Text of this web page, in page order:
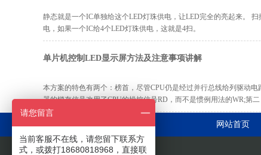
静态就是一个IC单独给这个LED灯珠供电，让LED完全的亮起来。
电，如果一个IC给4个LED灯珠供电，这就是4扫。
单片机控制LED显示屏方法及注意事项讲解
本方案的特色有两个：榜首，尽管CPU仍是经过并行总线给列驱动
器的锁存信号改用了CPU的操控信号RD，而不是惯例用法的WR;第二
网站首页
请您留言
当前客服不在线，请您留下联系方
式，或拨打18680818968，直接联